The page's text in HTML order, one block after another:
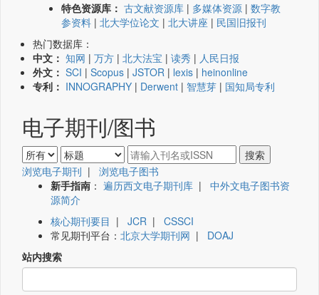
特色资源库： 古文献资源库 | 多媒体资源 | 数字教
参资料 | 北大学位论文 | 北大讲座 | 民国旧报刊
热门数据库：
中文： 知网 | 万方 | 北大法宝 | 读秀 | 人民日报
外文： SCI | Scopus | JSTOR | lexis | heinonline
专利： INNOGRAPHY | Derwent | 智慧芽 | 国知局专利
电子期刊/图书
浏览电子期刊 | 浏览电子图书
新手指南 ： 遍历西文电子期刊库 | 中外文电子图书资
源简介
核心期刊要目 | JCR | CSSCI
常见期刊平台： 北京大学期刊网 | DOAJ
站内搜索